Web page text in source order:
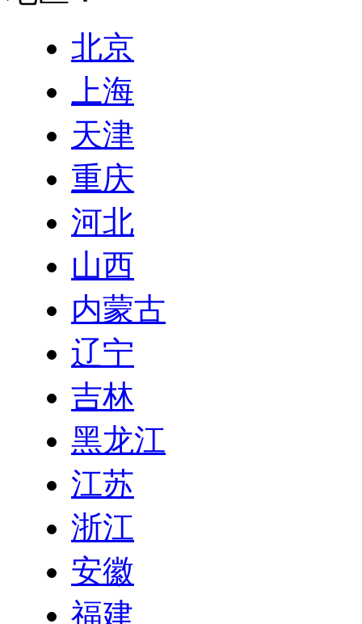
北京
上海
天津
重庆
河北
山西
内蒙古
辽宁
吉林
黑龙江
江苏
浙江
安徽
福建